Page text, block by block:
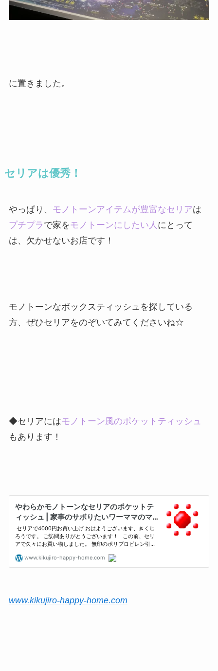
に置きました。
セリアは優秀！
やっぱり、 モノトーンアイテムが豊富なセリアは
プチプラ で家をモノトーンにしたい人 にとって
は、欠かせないお店です！
モノトーンなボックスティッシュ を探している
方、ぜひセリアをのぞいてみてくださいね☆
◆セリアにはモノトーン風のポケットティッシュ
もあります！
www.kikujiro-happy-home.com